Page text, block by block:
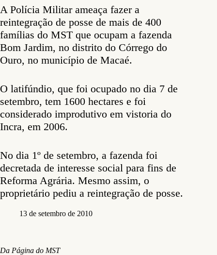
A Polícia Militar ameaça fazer a
reintegração de posse de mais de 400
famílias do MST que ocupam a fazenda
Bom Jardim, no distrito do Córrego do
Ouro, no município de Macaé.
O latifúndio, que foi ocupado no dia 7 de
setembro, tem 1600 hectares e foi
considerado improdutivo em vistoria do
Incra, em 2006.
No dia 1º de setembro, a fazenda foi
decretada de interesse social para fins de
Reforma Agrária. Mesmo assim, o
proprietário pediu a reintegração de posse.
13 de setembro de 2010
Da Página do MST